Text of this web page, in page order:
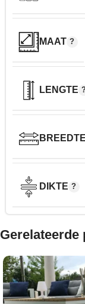
MAAT
LENGTE
BREEDTE
DIKTE
Gerelateerde